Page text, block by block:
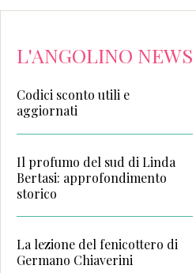
L'ANGOLINO NEWS
Codici sconto utili e
aggiornati
Il profumo del sud di Linda
Bertasi: approfondimento
storico
La lezione del fenicottero di
Germano Chiaverini